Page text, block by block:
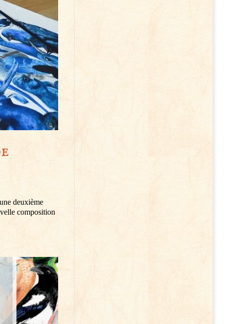
deuxième
composition